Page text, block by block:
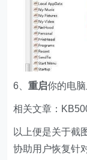
6、重启你的电
相关文章：
以上便是关于截
协助用户恢复针